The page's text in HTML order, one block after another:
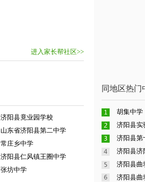
进入家长帮社区>>
济阳县竟业园学校
山东省济阳县第二中学
常庄乡中学
济阳县仁风镇王圈中学
张坊中学
同地区热门
胡集中学
济阳县实
济阳县第
济阳县济
济阳县曲
济阳县曲